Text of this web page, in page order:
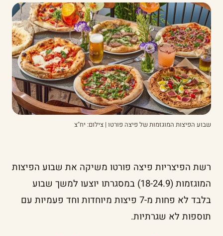
שבוע הפיצות המוגזמות של פיצה פורטו | צילום: יח"צ
רשת הפיצריות פיצה פורטו משיקה את שבוע הפיצות
המוגזמות (18-24.9) במסגרתו יוצעו למשך שבוע
בלבד לא פחות מ-7 פיצות מיוחדות וחד פעמיות עם
תוספות לא שגרתיות.